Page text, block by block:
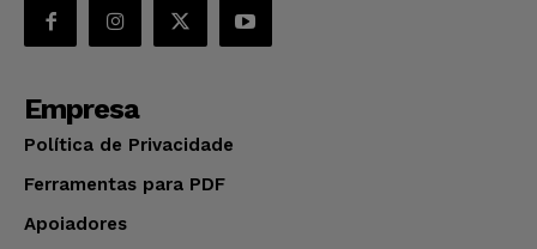
Empresa
Política de Privacidade
Ferramentas para PDF
Apoiadores